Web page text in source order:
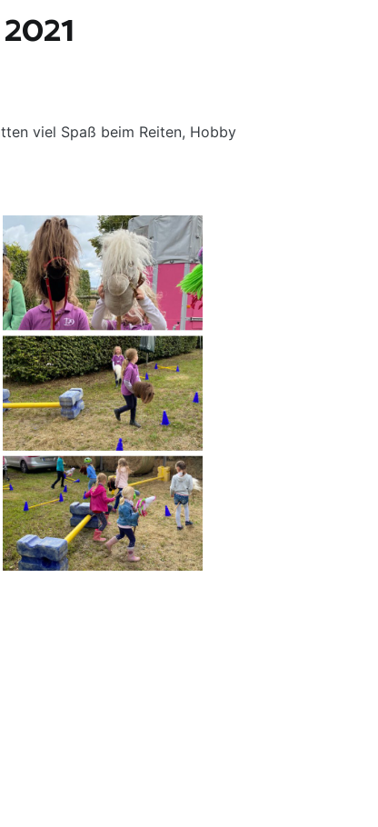
viel Spaß beim Reiten, Hobby